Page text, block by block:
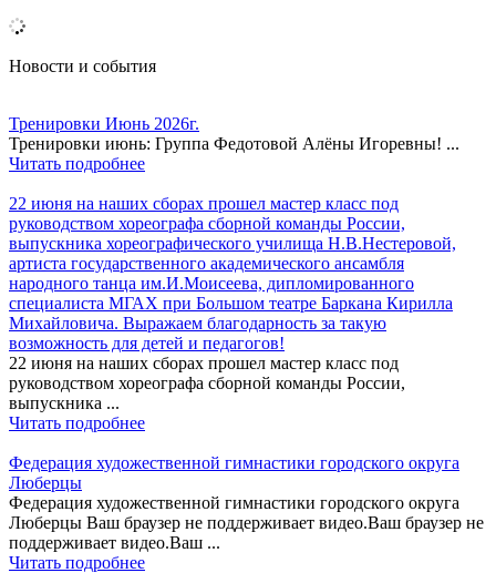
Новости и события
Тренировки Июнь 2026г.
Тренировки июнь: Группа Федотовой Алёны Игоревны! ...
Читать подробнее
22 июня на наших сборах прошел мастер класс под
руководством хореографа сборной команды России,
выпускника хореографического училища Н.В.Нестеровой,
артиста государственного академического ансамбля
народного танца им.И.Моисеева, дипломированного
специалиста МГАХ при Большом театре Баркана Кирилла
Михайловича. Выражаем благодарность за такую
возможность для детей и педагогов!
22 июня на наших сборах прошел мастер класс под
руководством хореографа сборной команды России,
выпускника ...
Читать подробнее
Федерация художественной гимнастики городского округа
Люберцы
Федерация художественной гимнастики городского округа
Люберцы Ваш браузер не поддерживает видео.Ваш браузер не
поддерживает видео.Ваш ...
Читать подробнее